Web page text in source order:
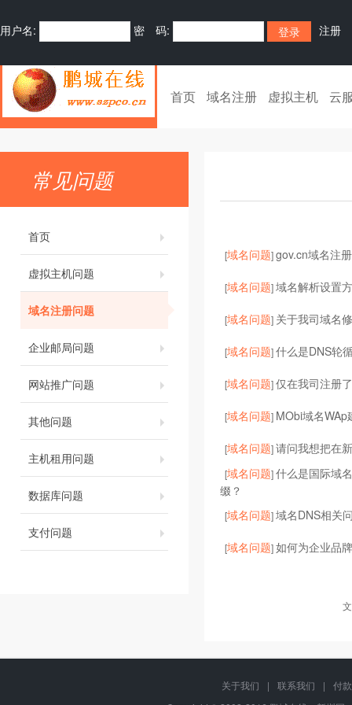
用户名: 密 码: 注册
首页 域名注册 虚拟主机 云
常见问题
首页
虚拟主机问题
域名注册问题
企业邮局问题
网站推广问题
其他问题
主机租用问题
数据库问题
支付问题
[域名问题]gov.cn域名注
[域名问题]域名解析设置
[域名问题] 关于我司域名
[域名问题]什么是DNS轮
[域名问题]仅在我司注册
[域名问题] MObi域名WAp
[域名问题]请问我想把在
[域名问题]什么是国际域
缀？
[域名问题]域名DNS相关
[域名问题]如何为企业品
关于我们 | 联系我们 |
付